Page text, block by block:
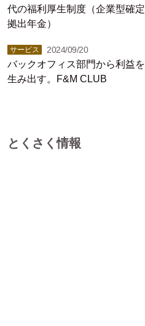
代の福利厚生制度（企業型確定
拠出年金）
サービス 2024/09/20
バックオフィス部門から利益を
生み出す。F&M CLUB
とくさく情報